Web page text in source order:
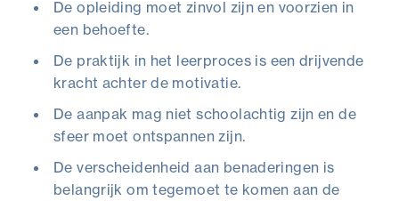
De opleiding moet zinvol zijn en voorzien in
een behoefte.
De praktijk in het leerproces is een drijvende
kracht achter de motivatie.
De aanpak mag niet schoolachtig zijn en de
sfeer moet ontspannen zijn.
De verscheidenheid aan benaderingen is
belangrijk om tegemoet te komen aan de